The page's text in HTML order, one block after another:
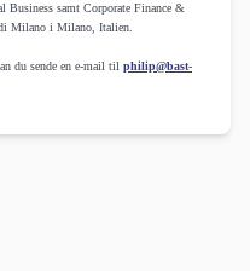
Business samt Corporate Finance &
Milano i Milano, Italien.
du sende en e-mail til philip@bast-